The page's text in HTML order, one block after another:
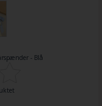
- Blå